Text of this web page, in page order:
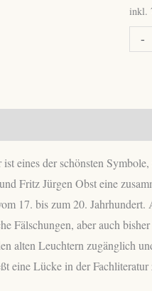
inkl.
-
eines der schönsten
Fritz Jürgen Obst eine
17. bis zum 20.
Fälschungen, aber auch
alten Leuchtern zugänglich
eine Lücke in der